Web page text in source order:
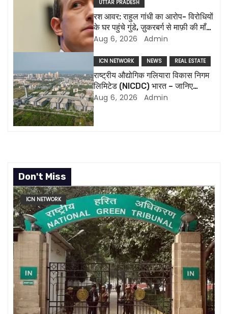
o
n
UTTAR PRADESH
रश आवर: राहुल गांधी का आरोप- विरोधियों
के घर पहुंचे गुंडे, ज़ुकरबर्ग से माफ़ी की माँग
और भी कई मुद्दे
Aug 6, 2026 Admin
ICN NETWORK NEWS REAL ESTATE
राष्ट्रीय औद्योगिक गलियारा विकास निगम
लिमिटेड (NICDC) भारत – जानिए
सबकुछ
Aug 6, 2026 Admin
Don't Miss
ICN NETWORK